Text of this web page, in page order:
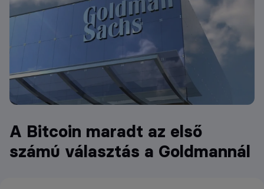
A Bitcoin maradt az első
számú választás a Goldmannál